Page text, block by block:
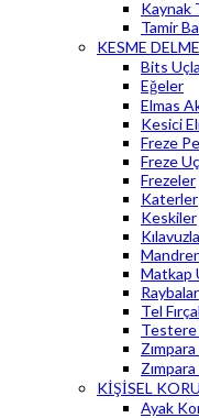
Kaynak
Tamir
KESME
Bits
Eğeler
Elmas
Kesici
Freze
Freze
Frezeler
Katerler
Keskiler
Matkap
Raybalar
Tel
Testere
Zımpara
KİŞİSEL
Ayak